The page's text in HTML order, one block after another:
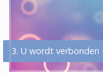
3. U wordt verbonden